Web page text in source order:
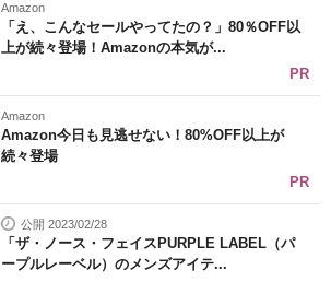
Amazon
「え、こんなセールやってたの？」80％OFF以
上が続々登場！Amazonの本気が...
PR
Amazon
Amazon今日も見逃せない！80%OFF以上が
続々登場
PR
公開 2023/02/28
「ザ・ノース・フェイスPURPLE LABEL（パ
ープルレーベル）のメンズアイテ...